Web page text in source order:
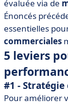
évaluée via de
Énoncés
essentielles
commerciales
5 leviers
#1 -
Pour améliorer